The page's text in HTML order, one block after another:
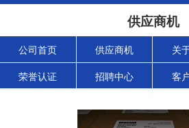
供应商机
公司首页 供应商机 关
荣誉认证 招聘中心 客